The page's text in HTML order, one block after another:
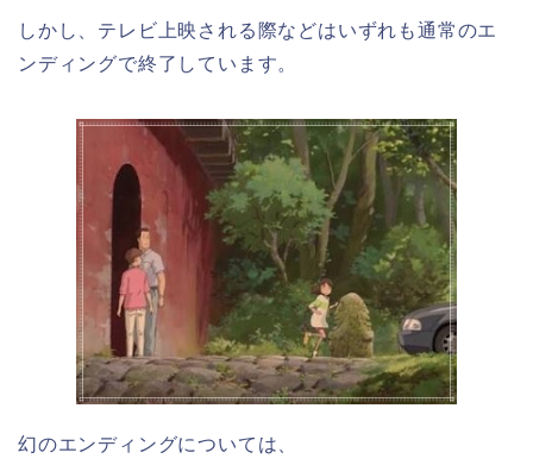
しかし、テレビ上映される際などはいずれも通常のエ
ンディングで終了しています。
幻のエンディングについては、